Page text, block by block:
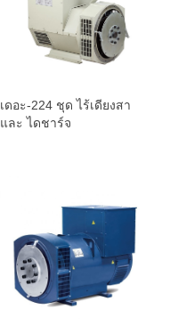
เดอะ-224 ชุด ไร้เดียงสา
และ ไดชาร์จ